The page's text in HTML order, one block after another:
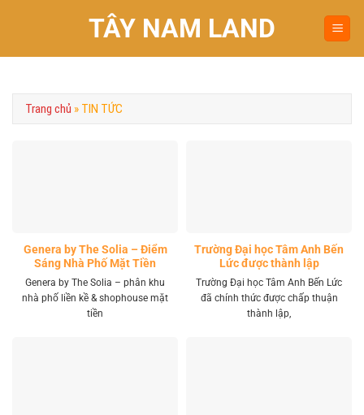
TÂY NAM LAND
Trang chủ » TIN TỨC
Genera by The Solia – Điểm
Sáng Nhà Phố Mặt Tiền
Vành Đai 4 Khu Tây
Genera by The Solia – phân khu
nhà phố liền kề & shophouse mặt
tiền
Trường Đại học Tâm Anh Bến
Lức được thành lập
Trường Đại học Tâm Anh Bến Lức
đã chính thức được chấp thuận
thành lập,